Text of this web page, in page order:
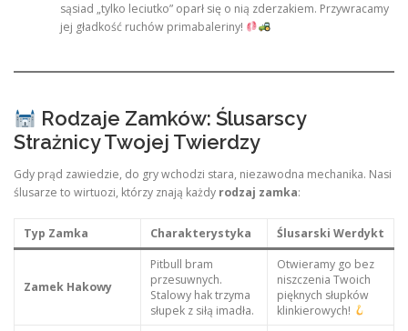
sąsiad „tylko leciutko” oparł się o nią zderzakiem. Przywracamy
jej gładkość ruchów primabaleriny!
Rodzaje Zamków: Ślusarscy
Strażnicy Twojej Twierdzy
Gdy prąd zawiedzie, do gry wchodzi stara, niezawodna mechanika. Nasi
ślusarze to wirtuozi, którzy znają każdy rodzaj zamka:
Typ Zamka Charakterystyka Ślusarski Werdykt
Zamek Hakowy
Pitbull bram
przesuwnych.
Stalowy hak trzyma
słupek z siłą imadła.
Otwieramy go bez
niszczenia Twoich
pięknych słupków
klinkierowych!